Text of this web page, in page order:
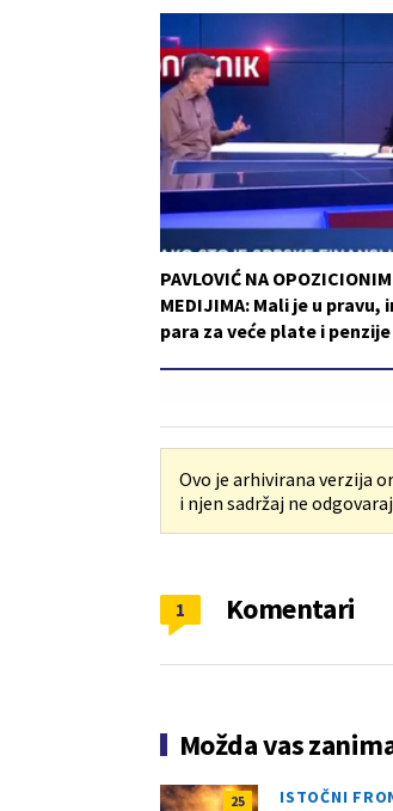
PAVLOVIĆ NA OPOZICIONIM
MEDIJIMA: Mali je u pravu,
para za veće plate i penzije
Ovo je arhivirana verzija
i njen sadržaj ne
Komentari
1
Možda vas
25 ISTOČNI